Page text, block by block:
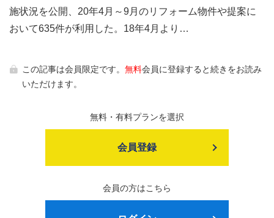
施状況を公開、20年4月～9月のリフォーム物件や提案に
おいて635件が利用した。18年4月より…
この記事は会員限定です。 無料会員に登録すると続きをお読み
いただけます。
無料・有料プランを選択
会員登録
会員の方はこちら